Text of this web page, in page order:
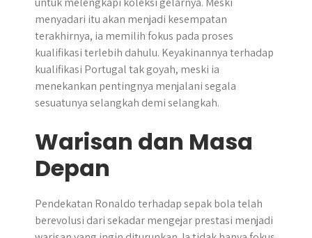
menyadari itu akan menjadi kesempatan
terakhirnya, ia memilih fokus pada proses
kualifikasi terlebih dahulu. Keyakinannya terhadap
kualifikasi Portugal tak goyah, meski ia
menekankan pentingnya menjalani segala
sesuatunya selangkah demi selangkah.
Warisan dan Masa
Depan
Pendekatan Ronaldo terhadap sepak bola telah
berevolusi dari sekadar mengejar prestasi menjadi